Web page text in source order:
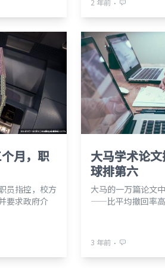
2 年前
月，职
员指控，校方
要求政府介
大马学术论
球排第六
大马的一万篇论文
——比平均撤回率高
3 年前 ⋅